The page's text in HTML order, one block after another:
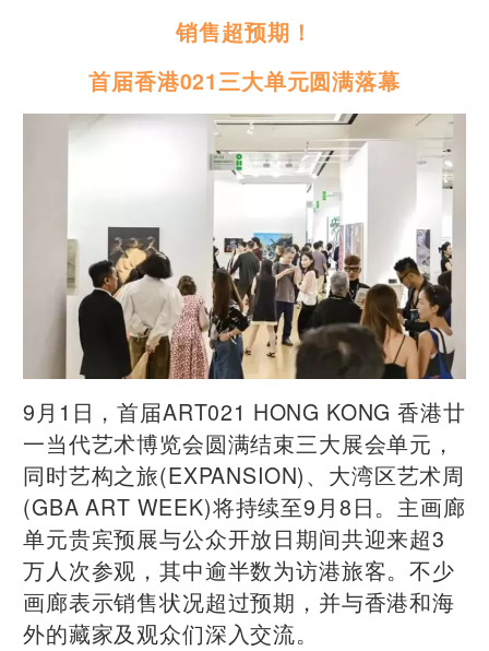
销售超预期！
首届香港021三大单元圆满落幕
9月1日，首届ART021 HONG KONG 香港廿
一当代艺术博览会圆满结束三大展会单元，
同时艺构之旅(EXPANSION)、大湾区艺术周
(GBA ART WEEK)将持续至9月8日。主画廊
单元贵宾预展与公众开放日期间共迎来超3
万人次参观，其中逾半数为访港旅客。不少
画廊表示销售状况超过预期，并与香港和海
外的藏家及观众们深入交流。